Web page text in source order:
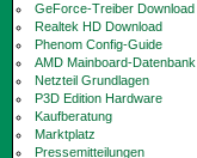
GeForce-Treiber Download
Realtek HD Download
Phenom Config-Guide
AMD Mainboard-Datenbank
Netzteil Grundlagen
P3D Edition Hardware
Kaufberatung
Marktplatz
Pressemitteilungen